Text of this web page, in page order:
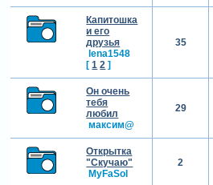
Капитошка
и его
друзья
lena1548
[ 1 2 ]
35
Он очень
тебя
любил
максим@
29
Открытка
"Скучаю"
MyFaSol
2